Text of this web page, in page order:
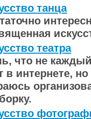
танца
театра
что не
в интернете,